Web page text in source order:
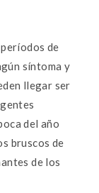
períodos de
síntoma y
llegar ser
del año
bruscos de
de los